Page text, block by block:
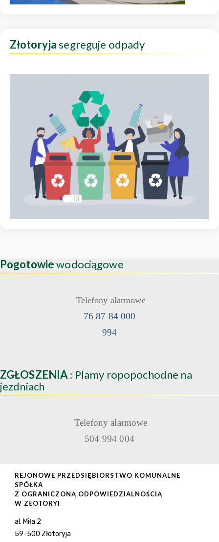
Złotoryjasegreguje odpady
Pogotowiewodociągowe
Telefony alarmowe
76 87 84 000
994
ZGŁOSZENIA : Plamy ropopochodne na
jezdniach
Telefony alarmowe
504 994 004
REJONOWE PRZEDSIĘBIORSTWO KOMUNALNE
SPÓŁKA
Z OGRANICZONĄ ODPOWIEDZIALNOŚCIĄ
W ZŁOTORYI
al. Miła 2
59-500 Złotoryja